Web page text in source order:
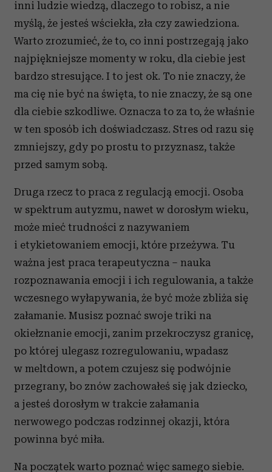
Diagnoza pozwala na życie
w zgodzie ze sobą.
O dziewczynkach i kobietach
w spektrum autyzmu
A jak poradzić sobie z niepokojem i napięciem,
które mogą się pojawić w okolicach Bożego
Narodzenia?
Świetna jest sztuczka, o której wspomniałaś:
pójść do innego pokoju i poczytać encyklopedię,
co cię uspokaja. Oczywiście pod warunkiem że
inni ludzie wiedzą, dlaczego to robisz, a nie
myślą, że jesteś wściekła, zła czy zawiedziona.
Warto zrozumieć, że to, co inni postrzegają jako
najpiękniejsze momenty w roku, dla ciebie jest
bardzo stresujące. I to jest ok. To nie znaczy, że
ma cię nie być na święta, to nie znaczy, że są one
dla ciebie szkodliwe. Oznacza to za to, że właśnie
w ten sposób ich doświadczasz. Stres od razu się
zmniejszy, gdy po prostu to przyznasz, także
przed samym sobą.
Druga rzecz to praca z regulacją emocji. Osoba
w spektrum autyzmu, nawet w dorosłym wieku,
może mieć trudności z nazywaniem
i etykietowaniem emocji, które przeżywa. Tu
ważna jest praca terapeutyczna – nauka